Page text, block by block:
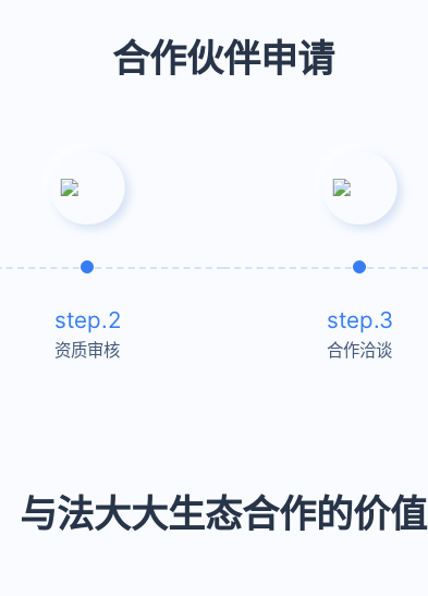
合作伙伴申请
step.2
资质审核
step.3
合作洽谈
与法大大生态合作的价值